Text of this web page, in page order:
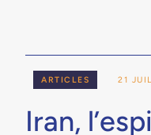
Iran,
21
ARTICLES